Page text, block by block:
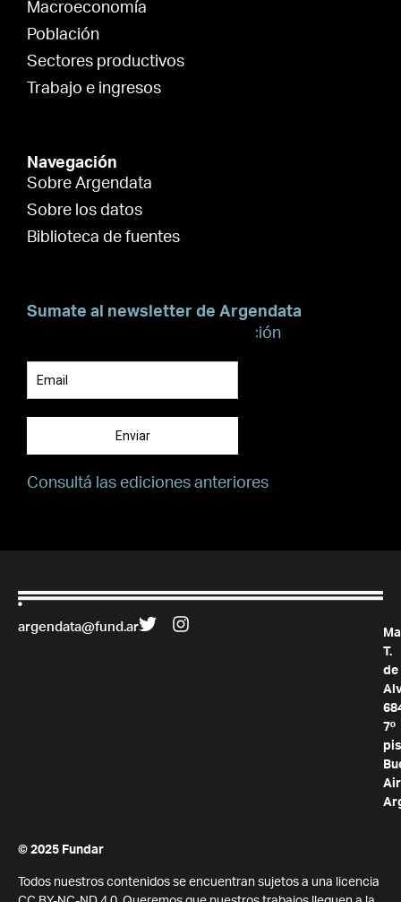
Macroeconomía
Población
Sectores productivos
Trabajo e ingresos
Navegación
Sobre Argendata
Sobre los datos
Biblioteca de fuentes
Sumate al newsletter de Argendata
Suscribite para recibir información
Enviar
Consultá las ediciones anteriores
argendata@fund.ar
T.
de
7º
© 2025 Fundar
Todos nuestros contenidos se encuentran sujetos a una licencia